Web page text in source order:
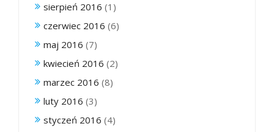
sierpień 2016 (1)
czerwiec 2016 (6)
maj 2016 (7)
kwiecień 2016 (2)
marzec 2016 (8)
luty 2016 (3)
styczeń 2016 (4)